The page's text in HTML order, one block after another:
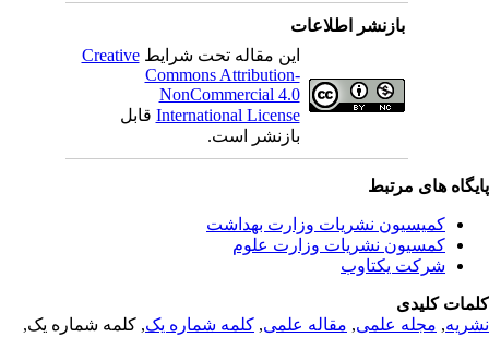
بازنشر اطلاعات
این مقاله تحت شرایطCreative
Commons Attribution-
NonCommercial 4.0
International Licenseقابل
بازنشر است.
های مرتبط
کمیسیون نشریات وزارت بهداشت
کمسیون نشریات وزارت علوم
شرکت یکتاوب
کلیدی
,مجله علمی, مقاله علمی, کلمه شماره یک, کلمه شماره یک,